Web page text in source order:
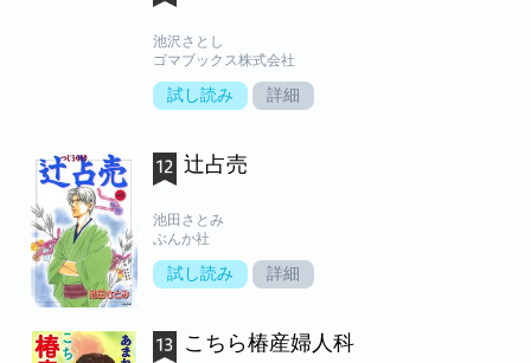
池沢さとし
ゴマブックス株式会社
試し読み 詳細
辻占売
池田さとみ
ぶんか社
試し読み 詳細
こちら椿産婦人科